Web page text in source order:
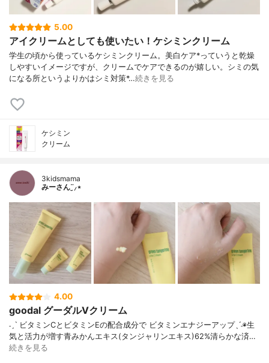
5.00
アイクリームとしても使いたい！ケシミンクリーム
学生の頃から使っているケシミンクリーム。美白ケア*っていうと乾燥
しやすいイメージですが、クリームでケアできるのが嬉しい。シミの気
になる所というよりかはシミ対策*…続きを見る
ケシミン
クリーム
3kidsmama
みーさん¨̮⸝⋆
4.00
goodal グーダルVクリーム
˗ˏˋ ビタミンCとビタミンEの配合成分で ビタミンエナジーアップˎˊ˗◉生
気と活力が増す青みかんエキス(タンジャリンエキス)62%清らかな済…
続きを見る